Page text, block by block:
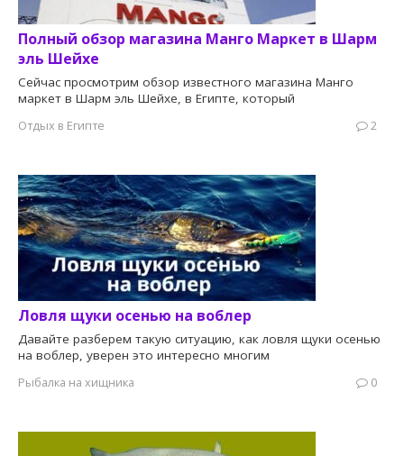
Полный обзор магазина Манго Маркет в Шарм
эль Шейхе
Сейчас просмотрим обзор известного магазина Манго
маркет в Шарм эль Шейхе, в Египте, который
Отдых в Египте
2
Ловля щуки осенью на воблер
Давайте разберем такую ситуацию, как ловля щуки осенью
на воблер, уверен это интересно многим
Рыбалка на хищника
0